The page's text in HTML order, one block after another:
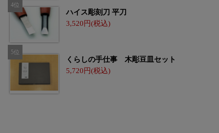
ハイス彫刻刀 平刀
3,520
くらしの手仕事 木彫豆皿セット
5,720